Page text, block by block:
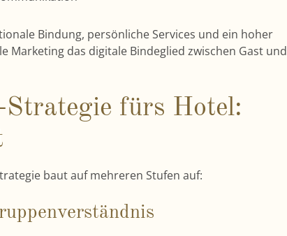
Bindung, persönliche Services und ein hoher
Marketing das digitale Bindeglied zwischen Gast und
fürs Hotel:
baut auf mehreren Stufen auf: